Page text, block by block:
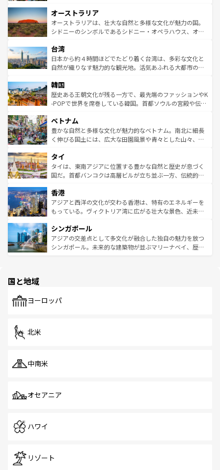
部のニューオーリンズでは、音楽と美食が融合した独特の
文化が魅力。旅行者はアメリカの各地域で異なる魅力を楽
しみながら、その多様性と豊かな歴史を感じることができ
ならではの贅沢な旅のスタイルだ。 なお、新着のアメリカ
情報はコンテンツ一覧を参照してほしい。
ワイ島は見逃せない。また、定番の観光地といえばオアフ
島だが、静かな自然を求めるならマウイ島やカウアイ島が
おすすめ。エメラルドグリーンに輝く海をはじめ、豊かな
れるおもてなしの心で訪れる人々を迎えてくれるハワイの
人々、おいしいローカルフードやハワイアンミュージッ
ク、伝統的なフラダンスなど、すべてがハワイの魅力を彩
ワイを、存分に味わってほしい。 なお、新着のハワイ情報
はコンテンツ一覧を参照してほしい。
オーストラリア
オーストラリアは、壮大な自然と多様な文化が魅力の国。
シドニーのシンボルであるシドニー・オペラハウス、オー
リアリーフや大陸中央部にそびえるウルル（エアーズロッ
ク）、タスマニアの美しい原生林やケアンズの熱帯雨林な
ど、見どころがたくさん。また、カフェやワイン、オージ
いる。アクティビティも充実しており、サーフィンやダイ
ビング、ハイキングなど、アウトドア好きにはたまらな
い。オーストラリアの多彩な魅力を存分に味わいつくそ
参照してほしい。
台湾
日本から約４時間ほどでたどり着く台湾は、多彩な文化と
自然が織りなす魅力的な観光地。活気あふれる大都市の台
ン）、静ひつな山岳地帯である台湾東部など、都市の喧騒
と山間の静けさが共存しており、訪れる人に新しい発見と
驚きをもたらしてくれる。また、奥深い台湾の食文化も魅
容にもいいと評判のスイーツなど、バラエティ豊かな料理
が味わえる。 なお、新着の台湾情報は コンテンツ一覧を参
照してほしい。
韓国
歴史ある王朝文化が残る一方で、最先端のファッションやK
-POPで世界を席巻している韓国。首都ソウルの宮殿や伝統
き、地方に足を延ばせば四季折々の自然美を楽しむことが
できる。そして、キムチや焼肉、絶品のストリートフード
まで、さまざまな韓国料理が待っている。夜には、韓国な
リティに包まれながら、韓国の多彩な魅力を心ゆくまで味
わってみてほしい。 なお、新着の韓国情報はコンテンツ一
覧を参照してほしい。
ベトナム
豊かな自然と多様な文化が魅力的なベトナム。南北に細長
く伸びる国土には、広大な田園風景や青々とした山々、世
急速な発展と共に伝統が息づく。ハノイの古い町並みやホ
ーチミン市のフランス統治時代の建物も、独特の雰囲気を
醸し出している。また、バラエティの豊かさとおいしさで
とつ。フォーやバインミー、ベトナムコーヒーなどは、ぜ
ひ現地で味わいたい。どの地域を訪れてもあたたかい人々
が旅行者を迎えてくれるので、きっと忘れられない旅にな
参照してほしい。
タイ
タイは、東南アジアに位置する豊かな自然と歴史が息づく
国だ。首都バンコクは高層ビルが立ち並ぶ一方、伝統的な
の活気が交差している。北部ではチェンマイなどの山岳地
帯で自然と触れ合い、南部ではプーケットやクラビの美し
いビーチでリゾート気分を楽しむことができる。タイ料理
激する。気候は一年中温暖で、どの季節にも異なる楽しみ
が待っている。親しみやすいタイの人々、仏教を中心とし
た文化、そして多様な観光資源が、訪れる旅人を魅了し続
香港
アジアと西洋の文化が交わる香港は、特有のエネルギーを
もっている。ヴィクトリア湾に広がる壮大な景色、近未来
み、どこを訪れても感動するはず。観光スポットが密集し
ており、効率よく見どころを回れるのも魅力。息をのむよ
うな絶景から文化的な体験まで、香港を存分に楽しみ尽く
シンガポール
アジアの交差点として多文化が融合した独自の魅力を放つ
シンガポール。未来的な建築物が並ぶマリーナベイ、歴史
で、ホーカーズは地元の風情を楽しめる外せないスポット
国と地域
ヨーロッパ
北米
中南米
オセアニア
ハワイ
リゾート